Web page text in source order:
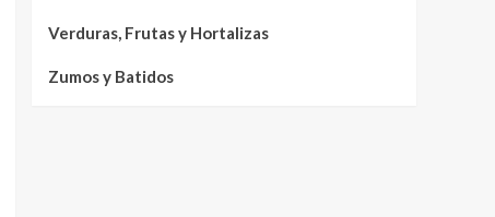
Verduras, Frutas y Hortalizas
Zumos y Batidos